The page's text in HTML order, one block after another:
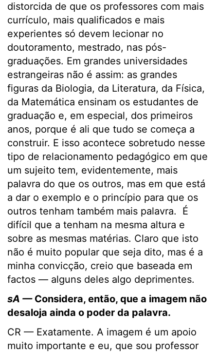
distorcida de que os professores com mais
currículo, mais qualificados e mais
experientes só devem lecionar no
doutoramento, mestrado, nas pós-
graduações. Em grandes universidades
estrangeiras não é assim: as grandes
figuras da Biologia, da Literatura, da Física,
da Matemática ensinam os estudantes de
graduação e, em especial, dos primeiros
anos, porque é ali que tudo se começa a
construir. E isso acontece sobretudo nesse
tipo de relacionamento pedagógico em que
um sujeito tem, evidentemente, mais
palavra do que os outros, mas em que está
a dar o exemplo e o princípio para que os
outros tenham também mais palavra. É
difícil que a tenham na mesma altura e
sobre as mesmas matérias. Claro que isto
não é muito popular que seja dito, mas é a
minha convicção, creio que baseada em
factos — alguns deles algo deprimentes.
sA —Considera, então, que a imagem não
desaloja ainda o poder da palavra.
CR — Exatamente. A imagem é um apoio
muito importante e eu, que sou professor